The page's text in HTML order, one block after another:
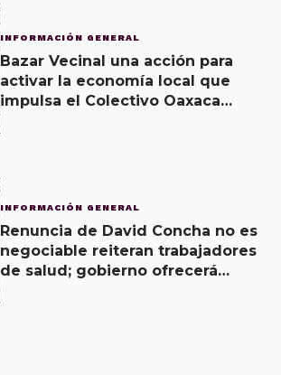
INFORMACIÓN GENERAL
Bazar Vecinal una acción para
activar la economía local que
impulsa el Colectivo Oaxaca
INFORMACIÓN GENERAL
Renuncia de David Concha no es
negociable reiteran trabajadores
de salud; gobierno ofrecerá